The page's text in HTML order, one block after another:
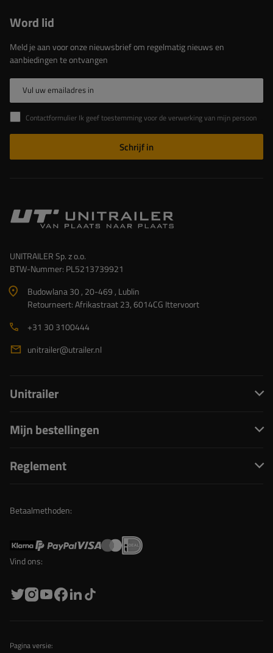
Word lid
Meld je aan voor onze nieuwsbrief om regelmatig nieuws en
aanbiedingen te ontvangen
Vul uw emailadres in
Contactformulier Ik geef toestemming voor de verwerking van mijn persoonlijke gegevens in het contactformulier in overeenstemming met de Verordening van het Europees Parlement en de Raad (EU)
Schrijf in
UNITRAILER Sp. z o.o.
BTW-Nummer: PL5213739921
Budowlana 30 , 20-469 , Lublin
Retourneert: Afrikastraat 23, 6014CG Ittervoort
+31 30 3100444
unitrailer@utrailer.nl
Unitrailer
Mijn bestellingen
Reglement
Betaalmethoden:
Vind ons:
Pagina versie: